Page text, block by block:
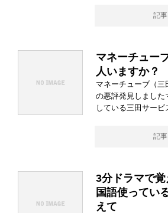
記
マネーチュー
人いますか？
マネーチューブ（三
の悪評発見しました
している三田サービ
記
3分ドラマで
国語使ってい
えて